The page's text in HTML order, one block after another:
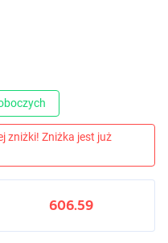
zniżki! Zniżka jest już
606.59